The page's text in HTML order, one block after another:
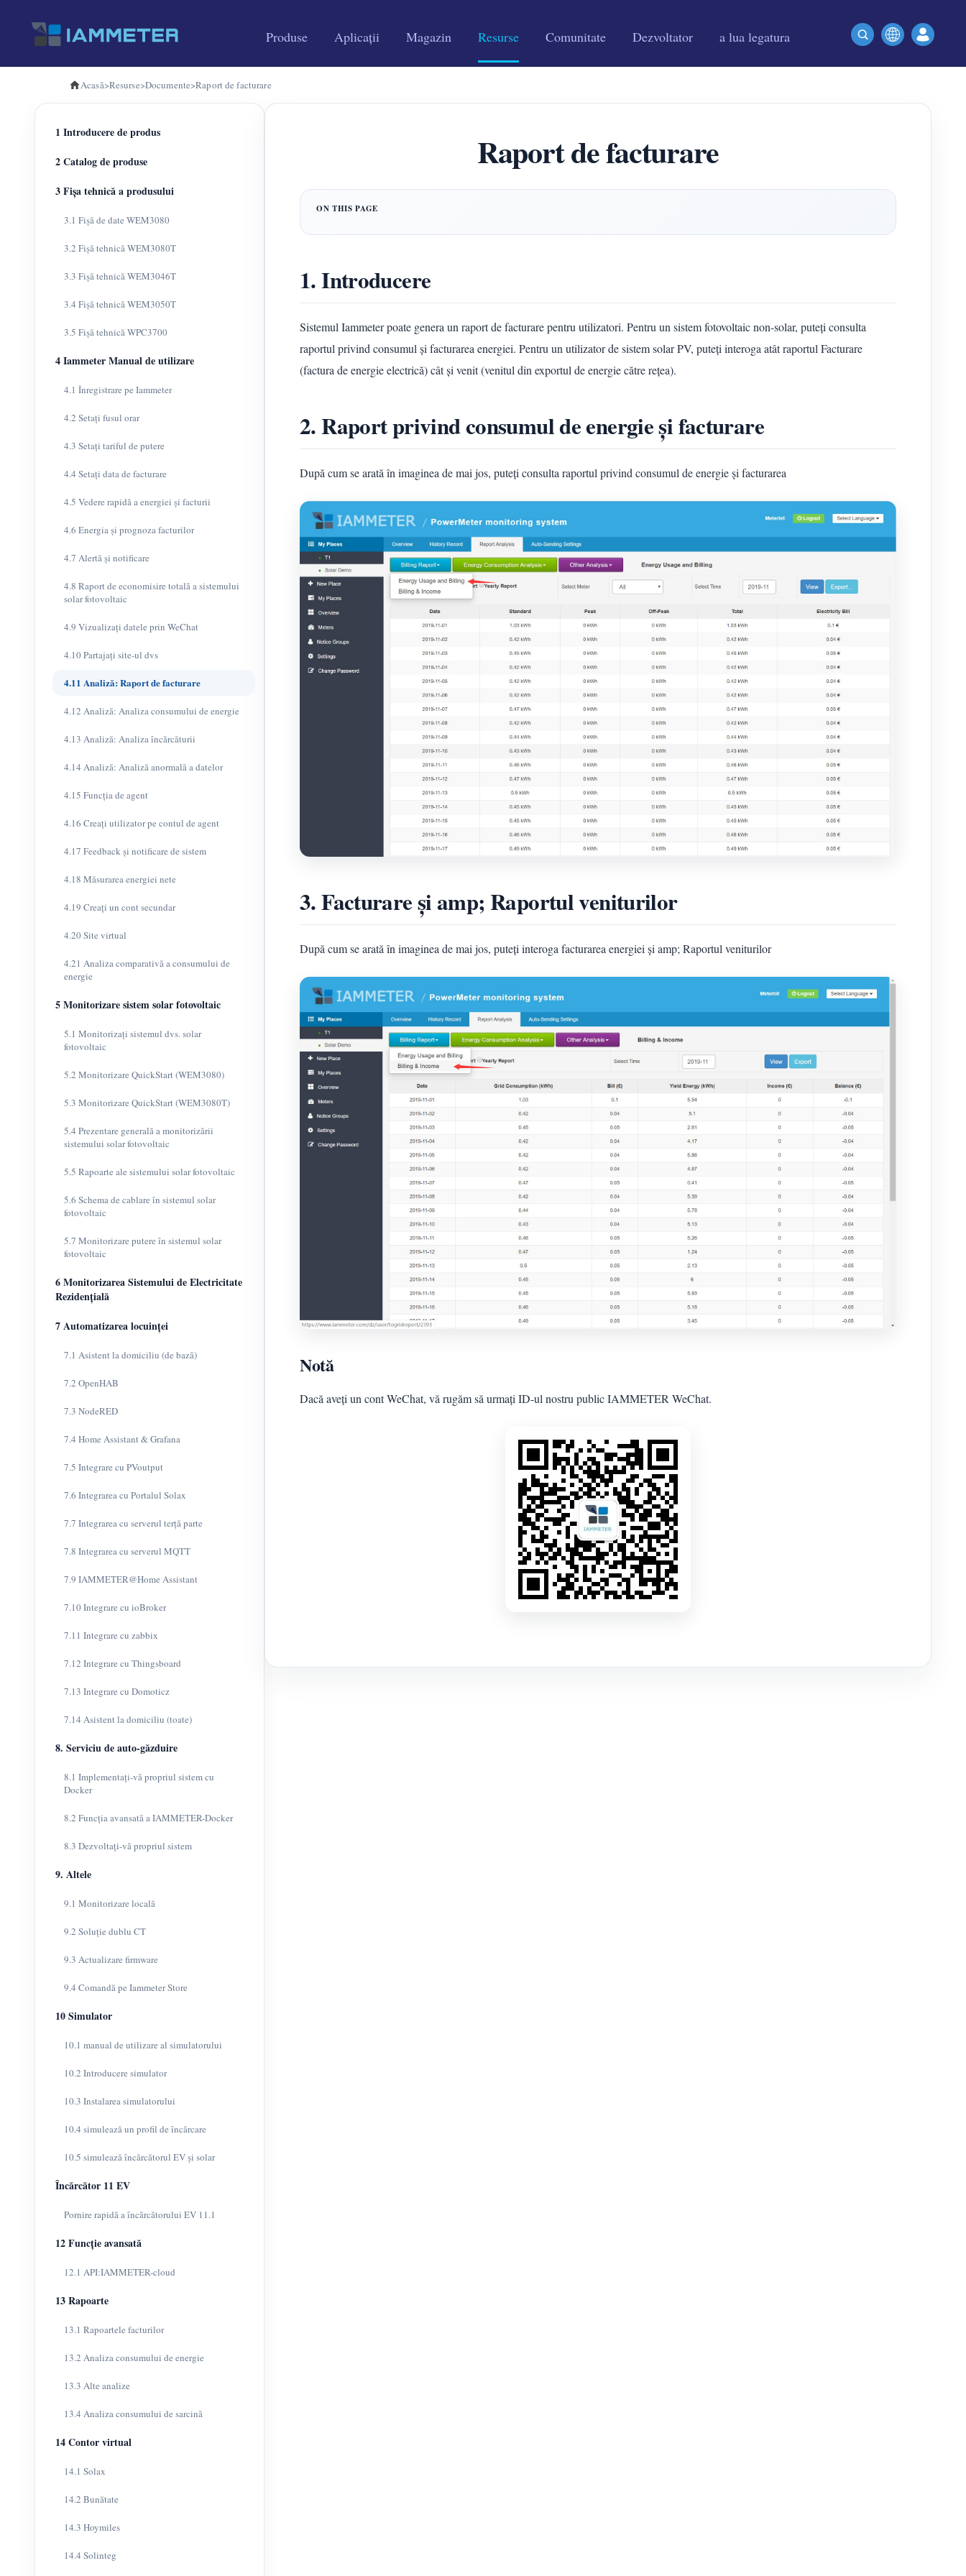
Produse Aplicații Magazin Resurse Comunitate Dezvoltator a lua legatura
Acasă>Resurse>Documente>Raport de facturare
1 Introducere de produs
2 Catalog de produse
3 Fișa tehnică a produsului
3.1 Fișă de date WEM3080
3.2 Fișă tehnică WEM3080T
3.3 Fișă tehnică WEM3046T
3.4 Fișă tehnică WEM3050T
3.5 Fișă tehnică WPC3700
4 Iammeter Manual de utilizare
4.1 Înregistrare pe Iammeter
4.2 Setați fusul orar
4.3 Setați tariful de putere
4.4 Setați data de facturare
4.5 Vedere rapidă a energiei și facturii
4.6 Energia și prognoza facturilor
4.7 Alertă și notificare
4.8 Raport de economisire totală a sistemului
solar fotovoltaic
4.9 Vizualizați datele prin WeChat
4.10 Partajați site-ul dvs
4.11 Analiză: Raport de facturare
4.12 Analiză: Analiza consumului de energie
4.13 Analiză: Analiza încărcăturii
4.14 Analiză: Analiză anormală a datelor
4.15 Funcția de agent
4.16 Creați utilizator pe contul de agent
4.17 Feedback și notificare de sistem
4.18 Măsurarea energiei nete
4.19 Creați un cont secundar
4.20 Site virtual
4.21 Analiza comparativă a consumului de
energie
5 Monitorizare sistem solar fotovoltaic
5.1 Monitorizați sistemul dvs. solar
fotovoltaic
5.2 Monitorizare QuickStart (WEM3080)
5.3 Monitorizare QuickStart (WEM3080T)
5.4 Prezentare generală a monitorizării
sistemului solar fotovoltaic
5.5 Rapoarte ale sistemului solar fotovoltaic
5.6 Schema de cablare în sistemul solar
fotovoltaic
5.7 Monitorizare putere în sistemul solar
fotovoltaic
6 Monitorizarea Sistemului de Electricitate
Rezidențială
7 Automatizarea locuinței
7.1 Asistent la domiciliu (de bază)
7.2 OpenHAB
7.3 NodeRED
7.4 Home Assistant & Grafana
7.5 Integrare cu PVoutput
7.6 Integrarea cu Portalul Solax
7.7 Integrarea cu serverul terță parte
7.8 Integrarea cu serverul MQTT
7.9 IAMMETER@Home Assistant
7.10 Integrare cu ioBroker
7.11 Integrare cu zabbix
7.12 Integrare cu Thingsboard
7.13 Integrare cu Domoticz
7.14 Asistent la domiciliu (toate)
8. Serviciu de auto-găzduire
8.1 Implementați-vă propriul sistem cu
Docker
8.2 Funcția avansată a IAMMETER-Docker
8.3 Dezvoltați-vă propriul sistem
9. Altele
9.1 Monitorizare locală
9.2 Soluție dublu CT
9.3 Actualizare firmware
9.4 Comandă pe Iammeter Store
10 Simulator
10.1 manual de utilizare al simulatorului
10.2 Introducere simulator
10.3 Instalarea simulatorului
10.4 simulează un profil de încărcare
10.5 simulează încărcătorul EV și solar
Încărcător 11 EV
Pornire rapidă a încărcătorului EV 11.1
12 Funcție avansată
12.1 API:IAMMETER-cloud
13 Rapoarte
13.1 Rapoartele facturilor
13.2 Analiza consumului de energie
13.3 Alte analize
13.4 Analiza consumului de sarcină
14 Contor virtual
14.1 Solax
14.2 Bunătate
14.3 Hoymiles
14.4 Solinteg
Raport de facturare
1. Introducere
Sistemul Iammeter poate genera un raport de facturare pentru utilizatori. Pentru un sistem fotovoltaic non-solar, puteți consulta
raportul privind consumul și facturarea energiei. Pentru un utilizator de sistem solar PV, puteți interoga atât raportul Facturare
(factura de energie electrică) cât și venit (venitul din exportul de energie către rețea).
2. Raport privind consumul de energie și facturare
După cum se arată în imaginea de mai jos, puteți consulta raportul privind consumul de energie și facturarea
3. Facturare și amp; Raportul veniturilor
După cum se arată în imaginea de mai jos, puteți interoga facturarea energiei și amp; Raportul veniturilor
Notă
Dacă aveți un cont WeChat, vă rugăm să urmați ID-ul nostru public IAMMETER WeChat.